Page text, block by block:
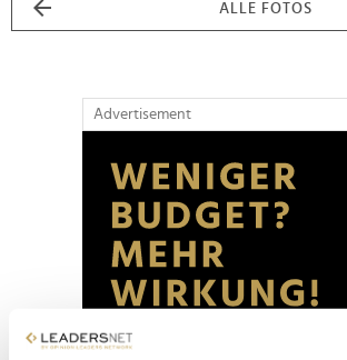
ALLE FOTOS
Advertisement